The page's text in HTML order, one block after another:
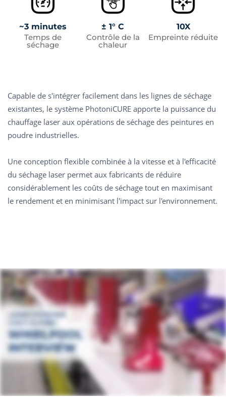
~3 minutes
Temps de
séchage
± 1° C
Contrôle de la
chaleur
10X
Empreinte réduite
Capable de s'intégrer facilement dans les lignes de séchage
existantes, le système PhotoniCURE apporte la puissance du
chauffage laser aux opérations de séchage des peintures en
poudre industrielles.
Une conception flexible combinée à la vitesse et à l'efficacité
du séchage laser permet aux fabricants de réduire
considérablement les coûts de séchage tout en maximisant
le rendement et en minimisant l'impact sur l'environnement.